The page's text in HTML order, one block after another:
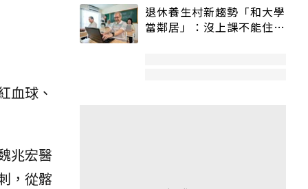
血球、
兆宏醫
，從髂
退休養生村新趨勢「和大學
當鄰居」：沒上課不能住、